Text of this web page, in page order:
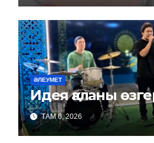
ӘЛЕУМЕТ
Идея қаланы
ТАМ 6, 2026